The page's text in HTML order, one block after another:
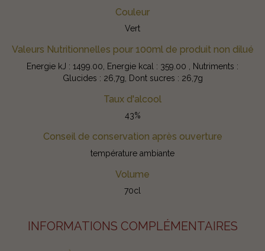
Couleur
Vert
Valeurs Nutritionnelles pour 100ml de produit non dilué
Energie kJ : 1499.00, Energie kcal : 359.00 , Nutriments :
Glucides : 26,7g, Dont sucres : 26,7g
Taux d'alcool
43%
Conseil de conservation après ouverture
température ambiante
Volume
70cl
INFORMATIONS COMPLÉMENTAIRES